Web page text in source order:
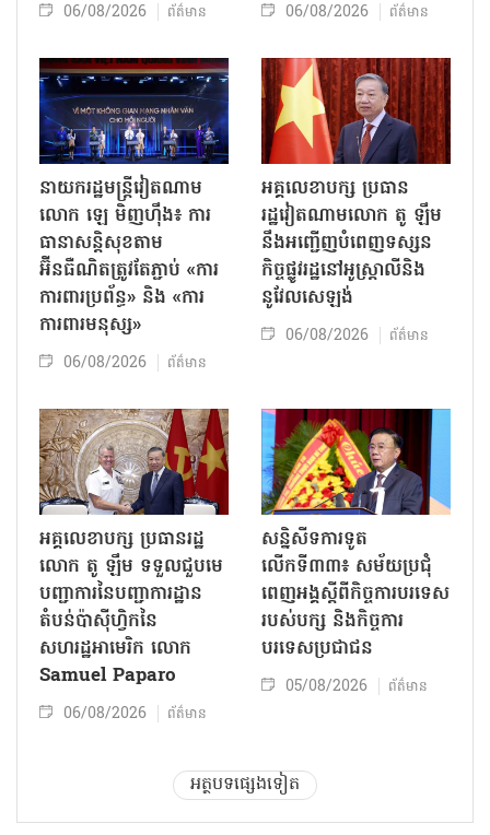
06/08/2026 ព័ត៌មាន 06/08/2026 ព័ត៌មាន
នាយករដ្ឋមន្ត្រីវៀតណាម
លោក ឡេ មិញហ៊ឹង៖ ការ
ធានាសន្តិសុខតាម
អ៊ីនធឺណិតត្រូវតែភ្ជាប់ «ការ
ការពារប្រព័ន្ធ» និង «ការ
ការពារមនុស្ស»
06/08/2026 ព័ត៌មាន
អគ្គលេខាបក្ស ប្រធាន
រដ្ឋវៀតណាមលោក តូ ឡឹម
នឹងអញ្ជើញបំពេញទស្សន
កិច្ចផ្លូវរដ្ឋនៅអូស្ត្រាលីនិង
នូវែលសេឡង់
06/08/2026 ព័ត៌មាន
អគ្គលេខាបក្ស ប្រធានរដ្ឋ
លោក តូ ឡឹម ទទួលជួបមេ
បញ្ជាការនៃបញ្ជាការដ្ឋាន
តំបន់ប៉ាស៊ីហ្វិកនៃ
សហរដ្ឋអាមេរិក លោក
Samuel Paparo
06/08/2026 ព័ត៌មាន
សន្និសីទការទូត
លើកទី៣៣៖ សម័យប្រជុំ
ពេញអង្គស្តីពីកិច្ច​ការបរទេស
របស់​បក្ស និងកិច្ច​ការ
បរទេសប្រជាជន
05/08/2026 ព័ត៌មាន
អត្ថបទផ្សេងទៀត